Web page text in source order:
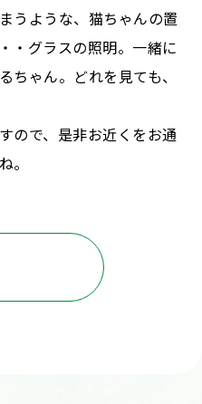
うような、猫ちゃんの置
・グラスの照明。一緒に
ちゃん。どれを見ても、
ので、是非お近くをお通
。